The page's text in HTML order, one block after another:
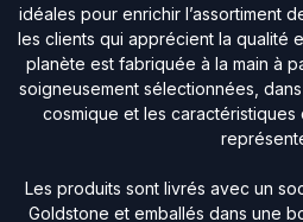
idéales pour enrichir l’assortiment
les clients qui apprécient la qualité
planète est fabriquée à la main à
soigneusement sélectionnées,
cosmique et les caractéristiques
Les produits sont livrés avec un
Goldstone et emballés dans une